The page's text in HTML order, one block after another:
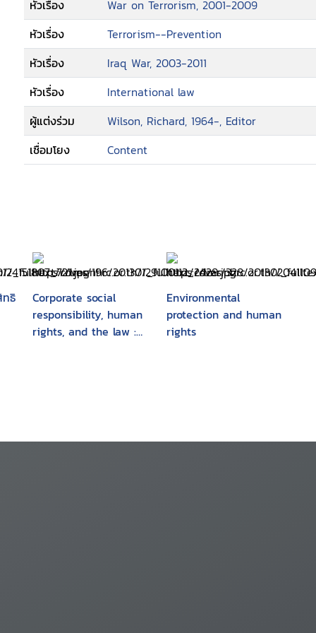
space/ Carol J. Greenhouse
--The impact of counter terror on the
global perspective/ Neil Hicks
--Human rights : a descending spiral/
--Eight fallacies about liberty and
--Our privacy, ourselves in the age of
Martha Minow
--Are human rights universal in the
--Connecting human rights, human
Robinson
หัวเรื่อง
War on Terrorism, 2001-2009
หัวเรื่อง
Terrorism--Prevention
หัวเรื่อง
Iraq War, 2003-2011
หัวเรื่อง
International law
ผู้แต่งร่วม
Wilson, Richard, 1964-, Editor
เชื่อมโยง
Content
ธิ
Corporate social
responsibility, human
rights, and the law :
Environmental
protection and human
rights